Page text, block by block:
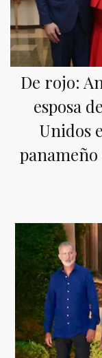
De rojo:
esposa
Unidos